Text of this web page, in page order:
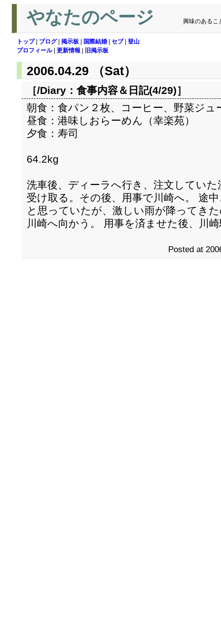
やなたのページ 興味のあるこ
トップ| ブログ| 掲示板 国際結婚 セブ| 登山
プロフィール| 更新情報 旧掲示板
2006.04.29 （Sat）
［/Diary： 食事内容＆日記(4/29)］
朝食：食パン２枚、コーヒー、野菜ジュ
昼食：港味しおらーめん（幸楽苑）
夕食：寿司
64.2kg
洗車後、ディーラへ行き、注文してい
受け取る。その後、用事で川崎へ。 途
と思っていたが、激しい雨が降ってき
川崎へ向かう。 用事を済ませた後、川
Posted at